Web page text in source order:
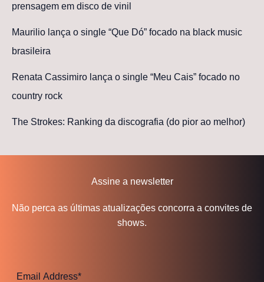
prensagem em disco de vinil
Maurilio lança o single “Que Dó” focado na black music
brasileira
Renata Cassimiro lança o single “Meu Cais” focado no
country rock
The Strokes: Ranking da discografia (do pior ao melhor)
Assine a newsletter
Não perca as últimas atualizações concorra a convites de
shows.